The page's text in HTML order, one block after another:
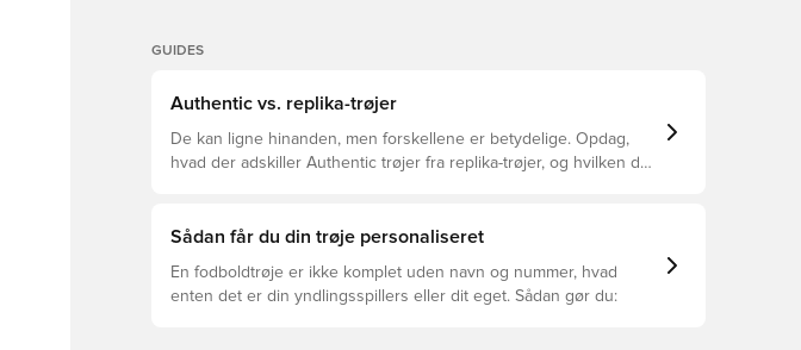
GUIDES
Authentic vs. replika-trøjer
De kan ligne hinanden, men forskellene er betydelige. Opdag,
hvad der adskiller Authentic trøjer fra replika-trøjer, og hvilken der
Sådan får du din trøje personaliseret
En fodboldtrøje er ikke komplet uden navn og nummer, hvad
enten det er din yndlingsspillers eller dit eget. Sådan gør du: